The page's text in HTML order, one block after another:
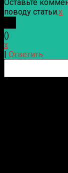
Оставьте
поводу статьи.x
()
x
Ответить